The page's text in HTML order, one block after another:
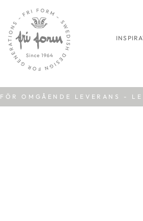
FÖR OMGÅENDE LEVERANS -